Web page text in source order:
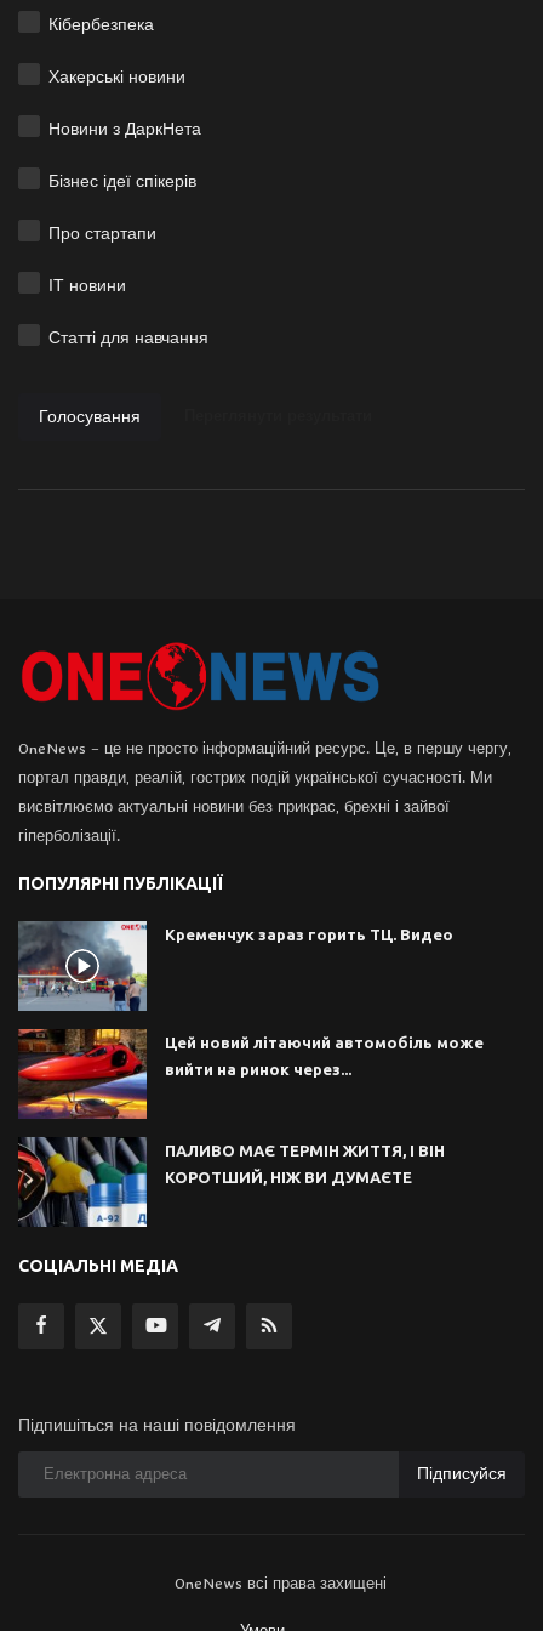
Кібербезпека
Хакерські новини
Новини з ДаркНета
Бізнес ідеї спікерів
Про стартапи
ІТ новини
Статті для навчання
Голосування
OneNews – це не просто інформаційний ресурс. Це, в першу чергу,
портал правди, реалій, гострих подій української сучасності. Ми
висвітлюємо актуальні новини без прикрас, брехні і зайвої
гіперболізації.
ПОПУЛЯРНІ ПУБЛІКАЦІЇ
Кременчук зараз горить ТЦ. Видео
Цей новий літаючий автомобіль може
вийти на ринок через...
ПАЛИВО МАЄ ТЕРМІН ЖИТТЯ, І ВІН
КОРОТШИЙ, НІЖ ВИ ДУМАЄТЕ
СОЦІАЛЬНІ МЕДІА
Підпишіться на наші повідомлення
Підписуйся
OneNews всі права захищені